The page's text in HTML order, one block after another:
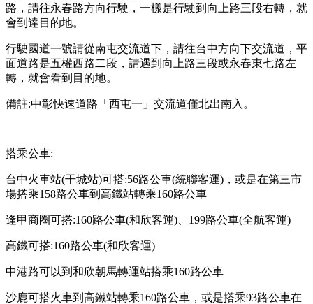
路，請往永春路方向行駛，一樣是行駛到向上路三段右轉，就
會到達目的地。
行駛國道一號請從南屯交流道下，請往台中方向下交流道，平
面道路是五權西路二段，請遇到向上路三段或永春東七路左
轉，就會看到目的地。
備註:中彰快速道路「西屯一」交流道僅北出南入。
搭乘公車:
台中火車站(干城站)可搭:56路公車(統聯客運)，或是在第三市
場搭乘158路公車到高鐵站轉乘160路公車
逢甲商圈可搭:160路公車(和欣客運)、199路公車(全航客運)
高鐵可搭:160路公車(和欣客運)
中港路可以到和欣朝馬轉運站搭乘160路公車
沙鹿可搭火車到高鐵站轉乘160路公車，或是撘乘93路公車在